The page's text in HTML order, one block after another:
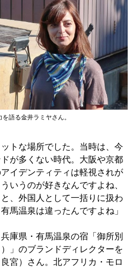
語る金井ラミヤさん。
ットな場所でした。当時は、今
が多くない時代。大阪や京都
イデンティティは軽視されが
いうのが好きなんですよね、
、外国人として一括りに扱わ
馬温泉は違ったんですよね」
庫県・有馬温泉の宿「御所別
」のブランドディレクターを
宮）さん。北アフリカ・モロ